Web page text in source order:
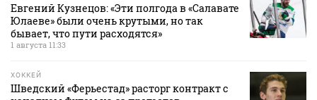
Евгений Кузнецов: «Эти полгода в «Салавате
Юлаеве» были очень крутыми, но так
бывает, что пути расходятся»
1 августа 11:33
ХОККЕЙ
Шведский «Ферьестад» расторг контракт с